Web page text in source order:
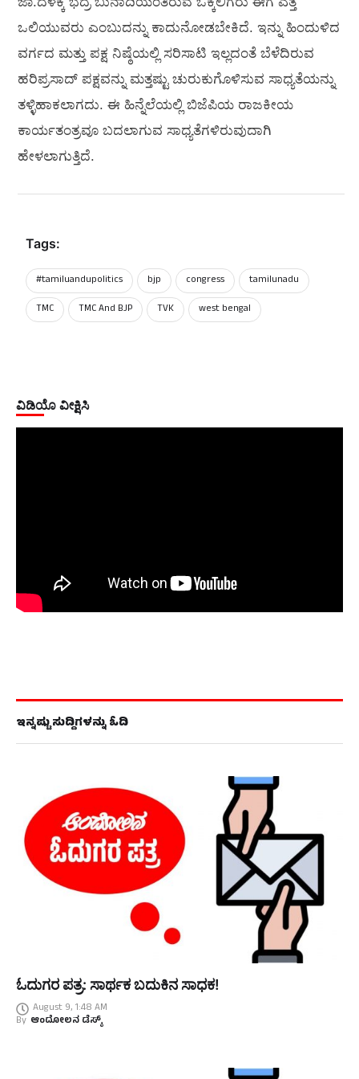
ಒಲಿಯುವರು ಎಂಬುದನ್ನು ಕಾದುನೋಡಬೇಕಿದೆ. ಇನ್ನು ಹಿಂದುಳಿದ
ವರ್ಗದ ಮತ್ತು ಪಕ್ಷ ನಿಷ್ಠೆಯಲ್ಲಿ ಸರಿಸಾಟಿ ಇಲ್ಲದಂತೆ ಬೆಳೆದಿರುವ
ಹರಿಪ್ರಸಾದ್ ಪಕ್ಷವನ್ನು ಮತ್ತಷ್ಟು ಚುರುಕುಗೊಳಿಸುವ ಸಾಧ್ಯತೆಯನ್ನು
ತಳ್ಳಿಹಾಕಲಾಗದು. ಈ ಹಿನ್ನೆಲೆಯಲ್ಲಿ ಬಿಜೆಪಿಯ ರಾಜಕೀಯ
ಕಾರ್ಯತಂತ್ರವೂ ಬದಲಾಗುವ ಸಾಧ್ಯತೆಗಳಿರುವುದಾಗಿ
ಹೇಳಲಾಗುತ್ತಿದೆ.
Tags:
#tamiluandupolitics bjp congress
tamilunadu
TMC
TMC And BJP TVK west bengal
ವಿಡಿಯೊ ವೀಕ್ಷಿಸಿ
ಇನ್ನಷ್ಟು ಸುದ್ದಿಗಳನ್ನು ಓದಿ
ಓದುಗರ ಪತ್ರ: ಸಾರ್ಥಕ ಬದುಕಿನ ಸಾಧಕ!
August 9, 1:48 AM
By ಆಂದೋಲನ ಡೆಸ್ಕ್